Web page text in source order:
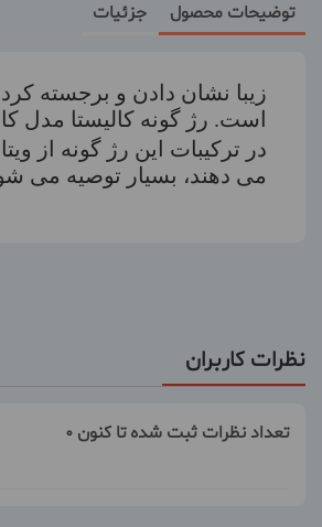
توضیحات محصول جزئیات
زیبا نشان دادن و برجسته
است. رژ گونه کالیستا مدل
در ترکیبات این رژ گونه از
می دهند، بسیار توصیه می
نظرات کاربران
تعداد نظرات ثبت شده تا کنون 0